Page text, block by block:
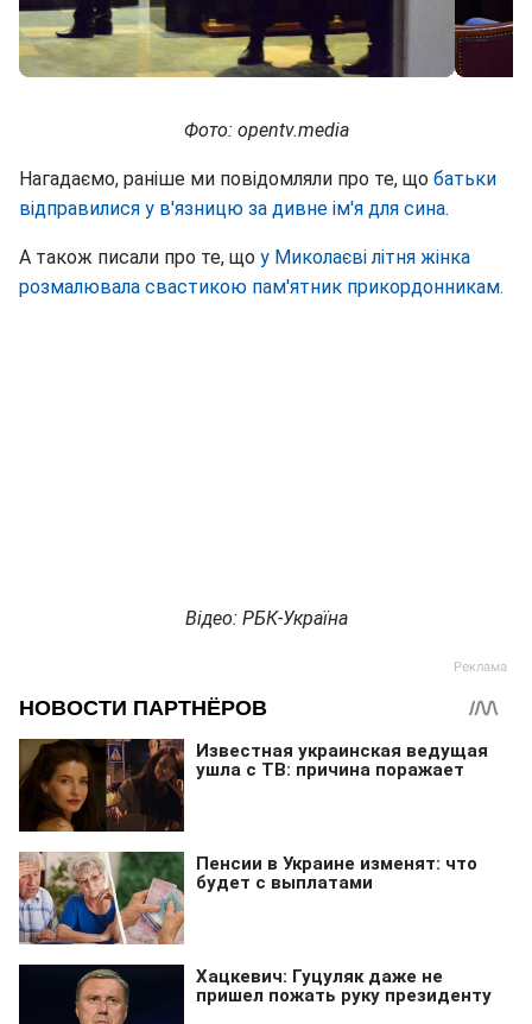
Фото: opentv.media
Нагадаємо, раніше ми повідомляли про те, що батьки
відправилися у в'язницю за дивне ім'я для сина.
А також писали про те, що у Миколаєві літня жінка
розмалювала свастикою пам'ятник прикордонникам.
Відео: РБК-Україна